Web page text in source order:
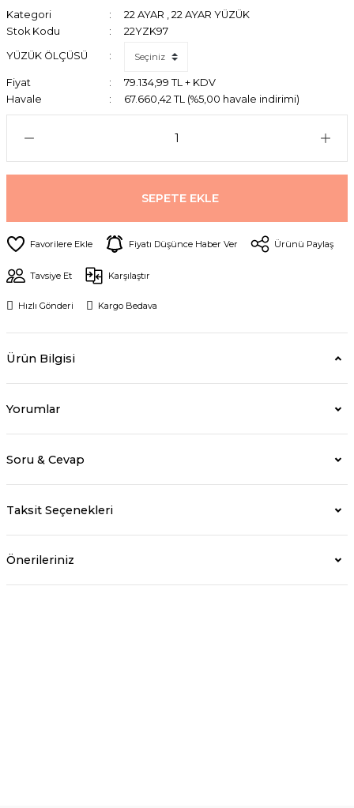
Kategori 22 AYAR , 22 AYAR YÜZÜK
Stok Kodu
22YZK97
YÜZÜK ÖLÇÜSÜ
Fiyat
79.134,99 TL + KDV
Havale
67.660,42 TL (%5,00 havale indirimi)
SEPETE EKLE
Fiyatı Düşünce Haber Ver Ürünü Paylaş
Tavsiye Et Karşılaştır
Hızlı Gönderi Kargo Bedava
Ürün Bilgisi
Yorumlar
Soru & Cevap
Taksit Seçenekleri
Önerileriniz